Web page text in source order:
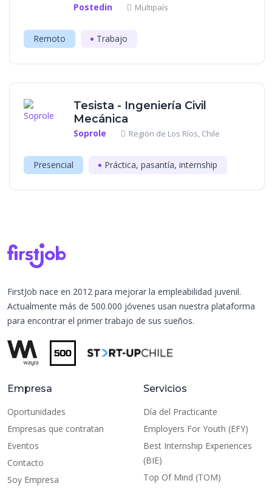
Postedin Multipaís
Remoto Trabajo
Tesista - Ingeniería Civil
Mecánica
Soprole Región de Los Ríos, Chile
Presencial Práctica, pasantía, internship
FirstJob nace en 2012 para mejorar la empleabilidad juvenil.
Actualmente más de 500.000 jóvenes usan nuestra plataforma
para encontrar el primer trabajo de sus sueños.
Empresa
Oportunidades
Empresas que contratan
Eventos
Contacto
Soy Empresa
Servicios
Día del Practicante
Employers For Youth (EFY)
Best Internship Experiences
(BIE)
Top Of Mind (TOM)